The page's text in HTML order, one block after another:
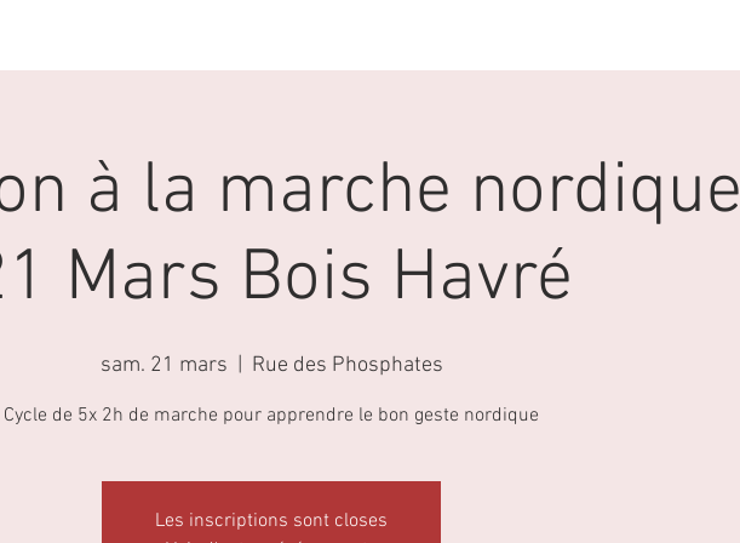
à la marche nordique
Mars Bois Havré
sam. 21 mars Rue des Phosphates
Cycle de 5x 2h de marche pour apprendre le bon geste nordique
Les inscriptions sont closes